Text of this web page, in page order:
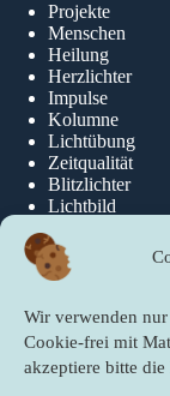
Wir verwenden
Cookie-frei mit
akzeptiere bitte
Projekte
Menschen
Heilung
Herzlichter
Impulse
Kolumne
Lichtübung
Zeitqualität
Blitzlichter
Lichtbild
Über Uns